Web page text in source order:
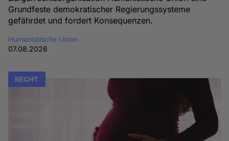
Grundfeste demokratischer Regierungssysteme
gefährdet und fordert Konsequenzen.
Humanistische Union
07.08.2026
RECHT